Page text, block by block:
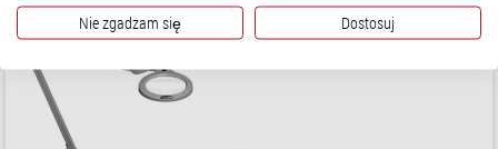
Vision Engineering
Nie zgadzam się Dostosuj